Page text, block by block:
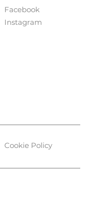
Facebook
Instagram
Cookie Policy